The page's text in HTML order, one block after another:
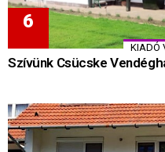
KIADÓ
Szívünk Csücske